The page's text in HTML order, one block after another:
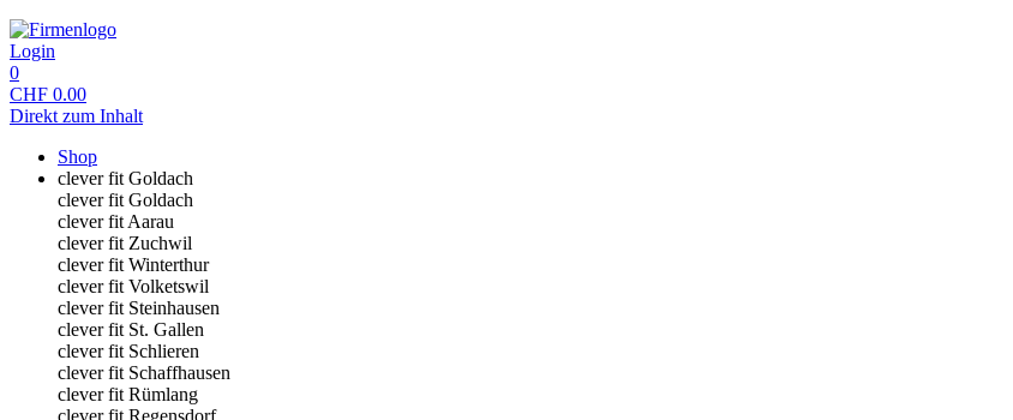
Login
0
CHF 0.00
Direkt zum Inhalt
Shop
clever fit Goldach
clever fit Goldach
clever fit Aarau
clever fit Zuchwil
clever fit Winterthur
clever fit Volketswil
clever fit Steinhausen
clever fit St. Gallen
clever fit Schlieren
clever fit Schaffhausen
clever fit Rümlang
clever fit Regensdorf